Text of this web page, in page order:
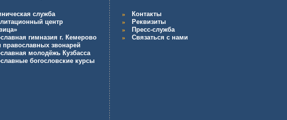
служба
центр
гимназия г. Кемерово
православных звонарей
молодёжь Кузбасса
богословские курсы
Контакты
Реквизиты
Пресс-служба
Связаться с нами